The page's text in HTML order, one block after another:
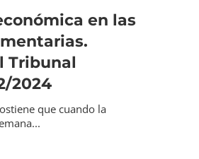
en las
Tribunal
2024
que cuando la